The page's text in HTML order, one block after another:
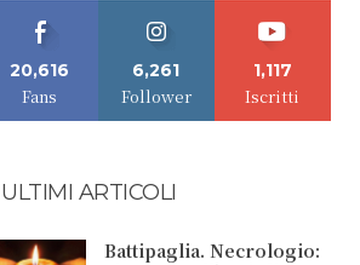
20,616
Fans
6,261
Follower
1,117
Iscritti
ULTIMI ARTICOLI
Battipaglia. Necrologio: